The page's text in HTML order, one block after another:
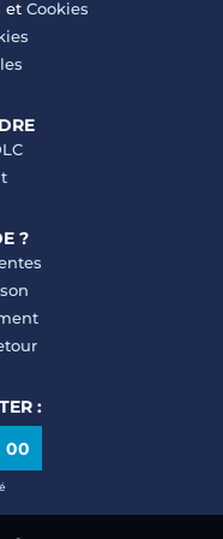
et Cookies
?
:
00